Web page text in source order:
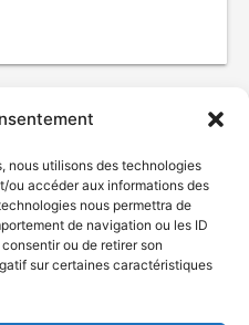
nous utilisons des technologies
ou accéder aux informations des
nous permettra de
de navigation ou les ID
ou de retirer son
sur certaines caractéristiques